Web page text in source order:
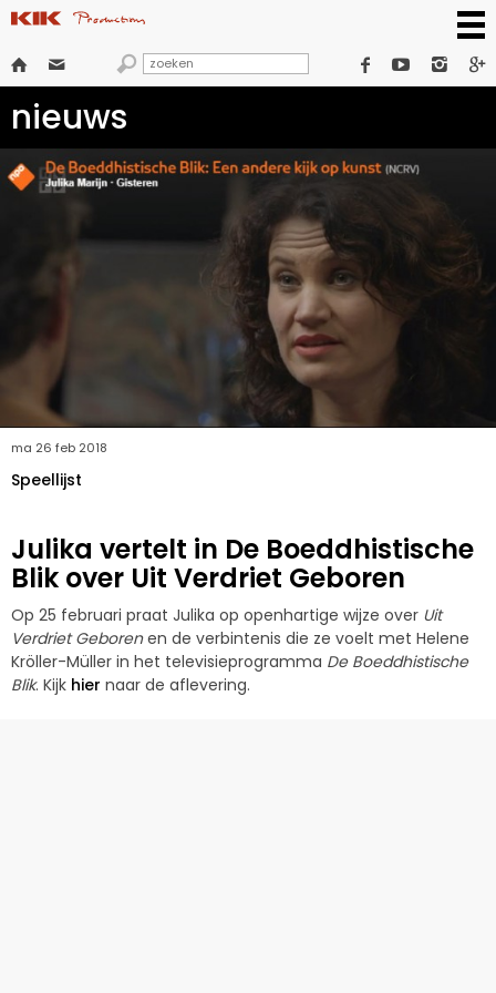
      
nieuws
ma 26 feb 2018
Speellijst
Julika vertelt in De Boeddhistische
Blik over Uit Verdriet Geboren
Op 25 februari praat Julika op openhartige wijze over Uit
Verdriet Geborenen de verbintenis die ze voelt met Helene
Kröller-Müller in het televisieprogramma De Boeddhistische
Blik. Kijk hier naar de aflevering.